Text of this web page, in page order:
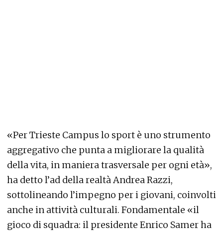
«Per Trieste Campus lo sport è uno strumento
aggregativo che punta a migliorare la qualità
della vita, in maniera trasversale per ogni età»,
ha detto l’ad della realtà Andrea Razzi,
sottolineando l’impegno per i giovani, coinvolti
anche in attività culturali. Fondamentale «il
gioco di squadra: il presidente Enrico Samer ha